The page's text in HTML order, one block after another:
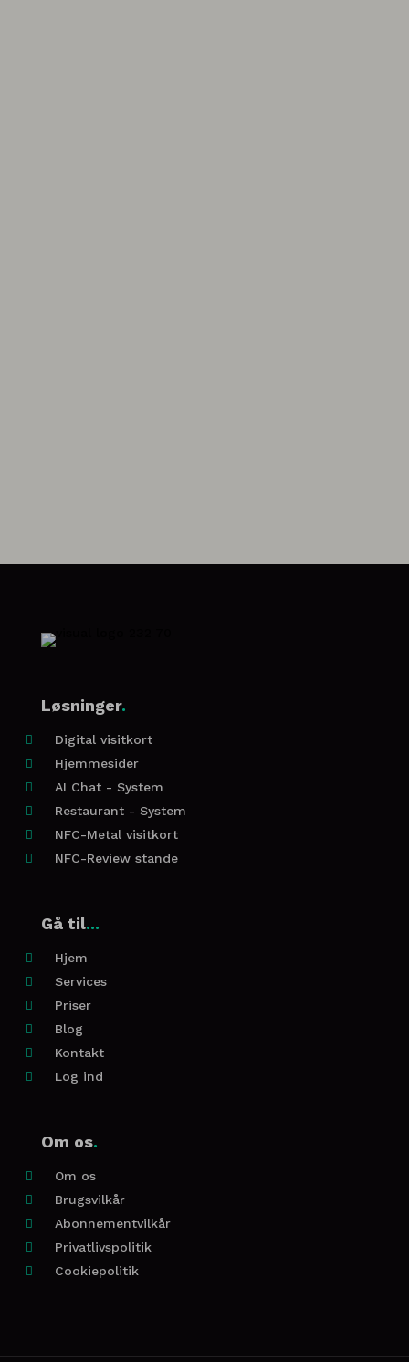
Løsninger.
 Digital visitkort
 Hjemmesider
 AI Chat - System
 Restaurant - System
 NFC-Metal visitkort
 NFC-Review stande
Gå til...
 Hjem
 Services
 Priser
 Blog
 Kontakt
 Log ind
Om os.
 Om os
 Brugsvilkår
 Abonnementvilkår
 Privatlivspolitik
 Cookiepolitik